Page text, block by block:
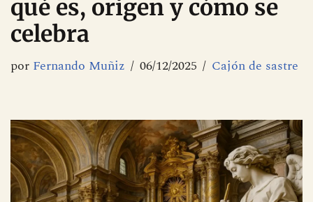
qué es, origen y cómo se
celebra
por Fernando Muñiz 06/12/2025 Cajón de sastre